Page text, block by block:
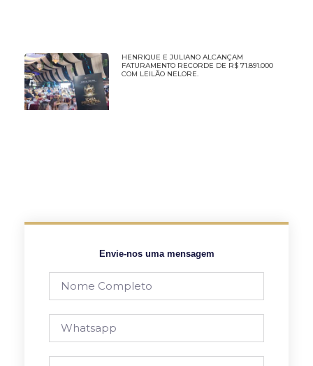
HENRIQUE E JULIANO ALCANÇAM
FATURAMENTO RECORDE DE R$ 71.891.000
COM LEILÃO NELORE.
Envie-nos uma mensagem